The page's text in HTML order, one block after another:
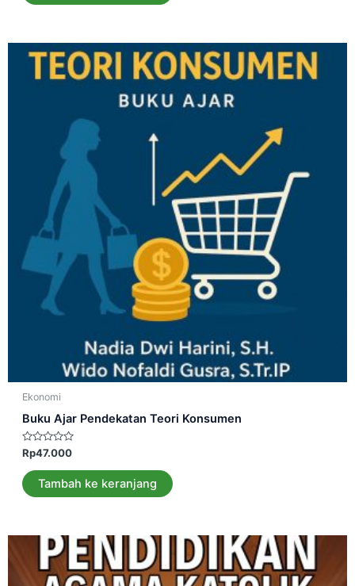
Ekonomi
Buku Ajar Pendekatan Teori Konsumen
Dinilai
0
dari
5
Rp47.000
Tambah ke keranjang